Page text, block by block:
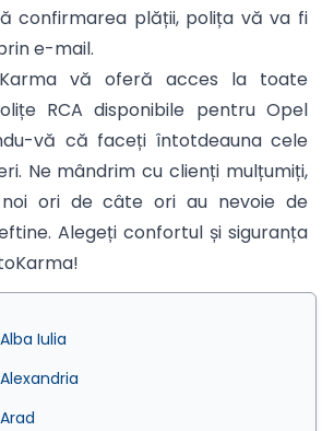
confirmarea plății, polița vă va fi
e-mail.
vă oferă acces la toate
RCA disponibile pentru Opel
vă că faceți întotdeauna cele
Ne mândrim cu clienți mulțumiți,
ori de câte ori au nevoie de
Alegeți confortul și siguranța
Iulia